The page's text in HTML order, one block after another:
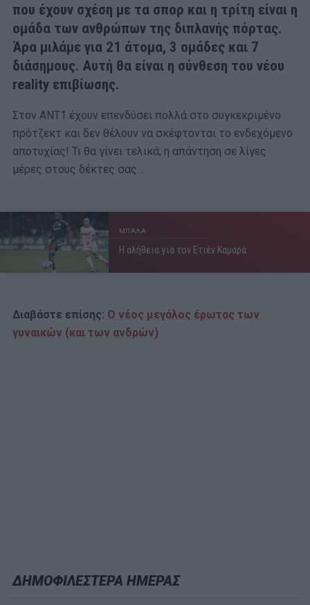
που έχουν σχέση με τα σπορ και η τρίτη είναι η
ομάδα των ανθρώπων της διπλανής πόρτας.
Άρα μιλάμε για 21 άτομα, 3 ομάδες και 7
διάσημους. Αυτή θα είναι η σύνθεση του νέου
reality επιβίωσης.
Στον ΑΝΤ1 έχουν επενδύσει πολλά στο συγκεκριμένο
πρότζεκτ και δεν θέλουν να σκέφτονται το ενδεχόμενο
αποτυχίας! Τι θα γίνει τελικά; η απάντηση σε λίγες
μέρες στους δέκτες σας…
ΜΠΑΛΑ
Η αλήθεια για τον Ετιέν Καμαρά
Διαβάστε επίσης: Ο νέος μεγάλος έρωτας των
γυναικών (και των ανδρών)
ΔΗΜΟΦΙΛΕΣΤΕΡΑ ΗΜΕΡΑΣ